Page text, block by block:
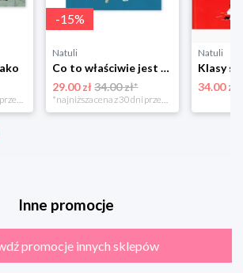
-15%
Natuli
Co to właściwie jest demokracja Tako
29.00 zł 34.00 zł*
Natuli
34.00 zł
Inne promocje
promocje innych sklepów